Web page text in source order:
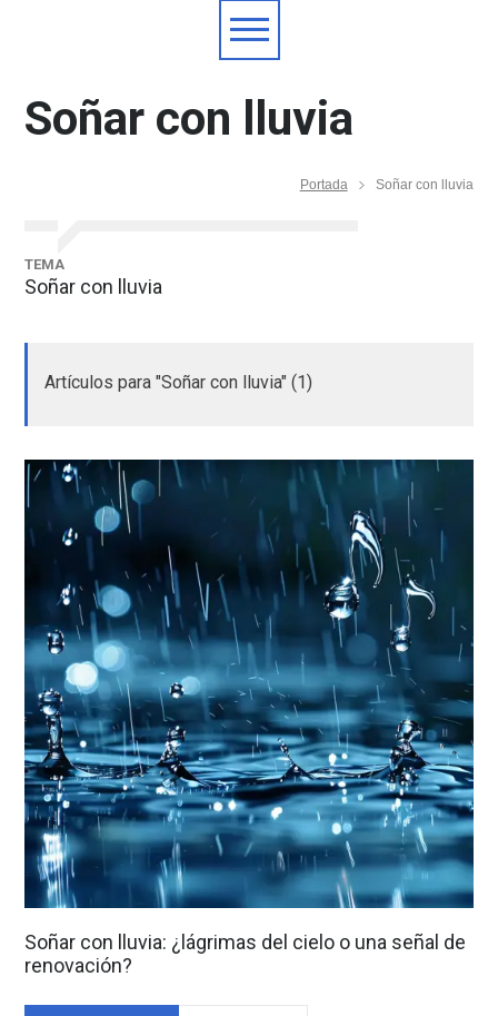
Soñar con lluvia
Portada Soñar con lluvia
TEMA
Soñar con lluvia
Artículos para "Soñar con lluvia" (1)
Soñar con lluvia: ¿lágrimas del cielo o una señal de
renovación?